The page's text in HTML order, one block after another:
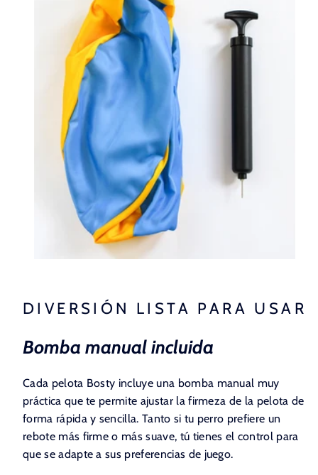
DIVERSIÓN LISTA PARA USAR
Bomba manual incluida
Cada pelota Bosty incluye una bomba manual muy
práctica que te permite ajustar la firmeza de la pelota de
forma rápida y sencilla. Tanto si tu perro prefiere un
rebote más firme o más suave, tú tienes el control para
que se adapte a sus preferencias de juego.